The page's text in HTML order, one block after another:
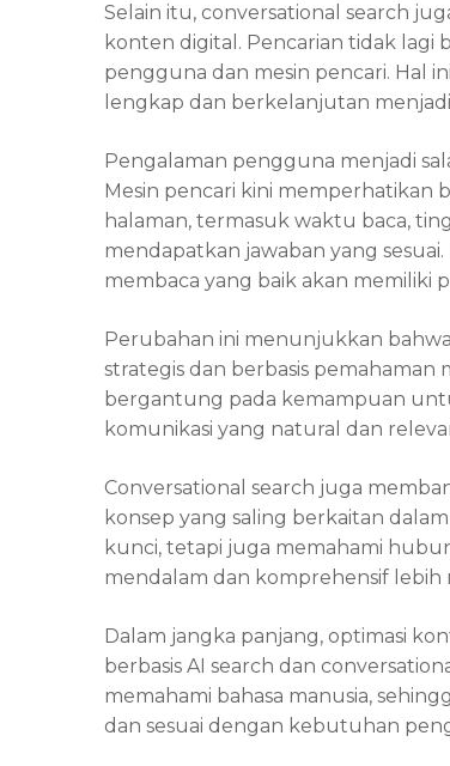
Selain itu, conversational search
konten digital. Pencarian tidak lagi
pengguna dan mesin pencari. Hal
lengkap dan berkelanjutan
Pengalaman pengguna menjadi
Mesin pencari kini memperhatikan
halaman, termasuk waktu baca,
mendapatkan jawaban yang
membaca yang baik akan memiliki
Perubahan ini menunjukkan
strategis dan berbasis pemahaman
bergantung pada kemampuan
komunikasi yang natural dan
Conversational search juga
konsep yang saling berkaitan
kunci, tetapi juga memahami
mendalam dan komprehensif lebih
Dalam jangka panjang, optimasi
berbasis AI search dan
memahami bahasa manusia,
dan sesuai dengan kebutuhan